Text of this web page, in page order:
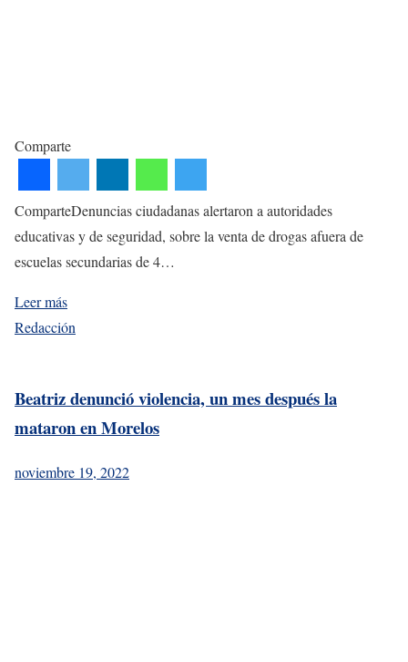
Comparte
ComparteDenuncias ciudadanas alertaron a autoridades
educativas y de seguridad, sobre la venta de drogas afuera de
escuelas secundarias de 4…
Leer más
Redacción
Beatriz denunció violencia, un mes después la
mataron en Morelos
noviembre 19, 2022